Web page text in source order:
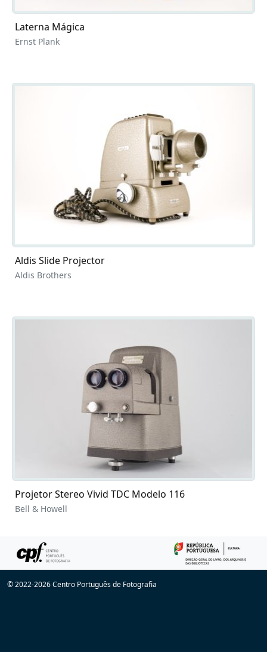
Laterna Mágica
Ernst Plank
Aldis Slide Projector
Aldis Brothers
Projetor Stereo Vivid TDC Modelo 116
Bell & Howell
© 2022-2026 Centro Português de Fotografia